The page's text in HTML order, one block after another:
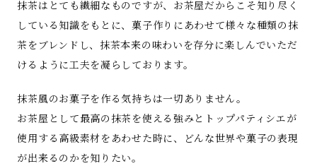
抹茶はとても繊細なものですが、お茶屋だからこそ知り尽く
している知識をもとに、菓子作りにあわせて様々な種類の抹
茶をブレンドし、抹茶本来の味わいを存分に楽しんでいただ
けるように工夫を凝らしております。
抹茶風のお菓子を作る気持ちは一切ありません。
お茶屋として最高の抹茶を使える強みとトップパティシエが
使用する高級素材をあわせた時に、どんな世界や菓子の表現
が出来るのかを知りたい。